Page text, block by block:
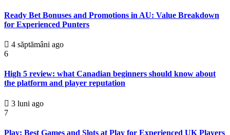
Ready Bet Bonuses and Promotions in AU: Value Breakdown
for Experienced Punters
4 săptămâni ago
6
High 5 review: what Canadian beginners should know about
the platform and player reputation
3 luni ago
7
Play: Best Games and Slots at Play for Experienced UK Players